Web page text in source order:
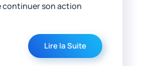
continuer son action
Lire la Suite